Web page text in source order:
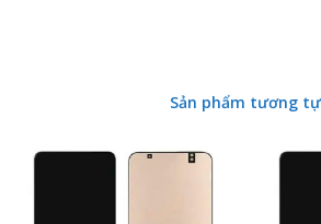
Sản phẩm tương tự